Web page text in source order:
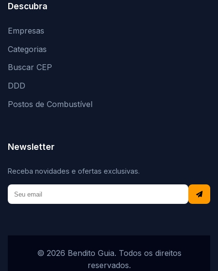
Descubra
Empresas
Categorias
Buscar CEP
DDD
Postos de Combustível
Newsletter
Receba novidades e ofertas exclusivas.
© 2026 Bendito Guia. Todos os direitos
reservados.